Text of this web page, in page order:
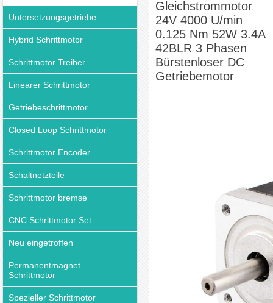
Untersetzungsgetriebe
Hybrid Schrittmotor
Schrittmotor Treiber
Linearer Schrittmotor
Getriebeschrittmotor
Closed Loop Schrittmotor
Schrittmotor Encoder
Schaltnetzteile
Schrittmotor bremse
CNC Schrittmotor Set
Neu eingetroffen
Permanentmagnet
Schrittmotor
Spezieller Schrittmotor
Gleichstrommotor
24V 4000 U/min
0.125 Nm 52W 3.4A
42BLR 3 Phasen
Bürstenloser DC
Getriebemotor